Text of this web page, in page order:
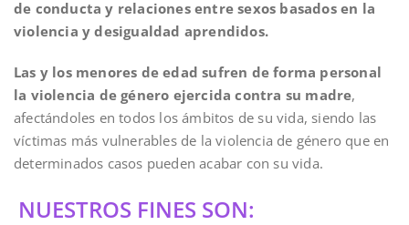
de conducta y relaciones entre sexos basados en la
violencia y desigualdad aprendidos.
Las y los menores de edad sufren de forma personal
la violencia de género ejercida contra su madre,
afectándoles en todos los ámbitos de su vida, siendo las
víctimas más vulnerables de la violencia de género que en
determinados casos pueden acabar con su vida.
NUESTROS FINES SON: